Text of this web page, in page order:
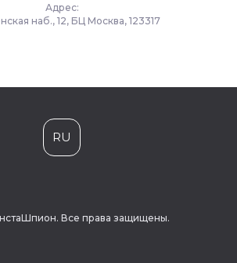
Адрес:
наб., 12, БЦ Москва, 123317
RU
Все права защищены.